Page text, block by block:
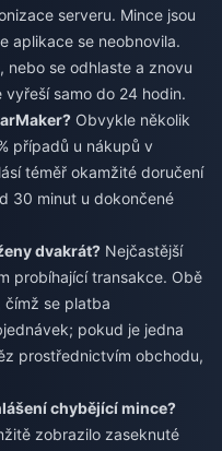
serveru. Mince jsou
aplikace se neobnovila.
se odhlaste a znovu
samo do 24 hodin.
Obvykle několik
případů u nákupů v
téměř okamžité doručení
30 minut u dokončené
dvakrát? Nejčastější
probíhající transakce. Obě
se platba
pokud je jedna
prostřednictvím obchodu,
chybějící mince?
zobrazilo zaseknuté